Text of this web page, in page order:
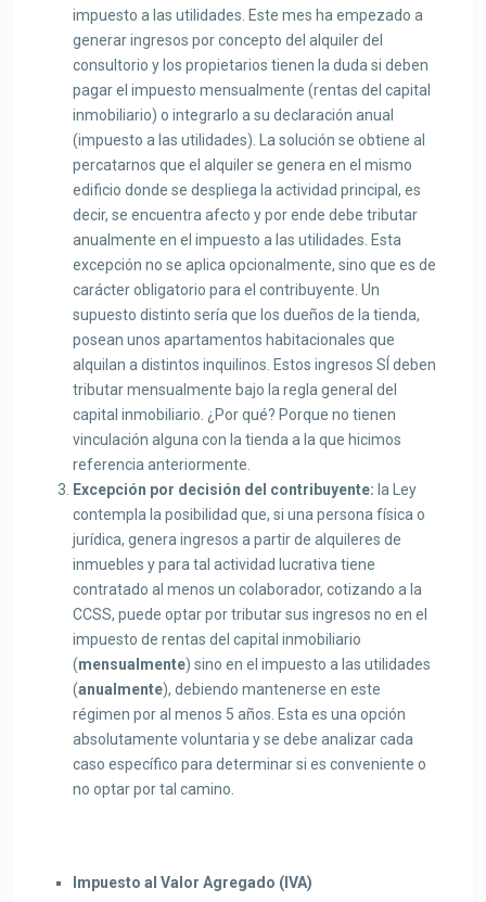
impuesto a las utilidades. Este mes ha empezado a
generar ingresos por concepto del alquiler del
consultorio y los propietarios tienen la duda si deben
pagar el impuesto mensualmente (rentas del capital
inmobiliario) o integrarlo a su declaración anual
(impuesto a las utilidades). La solución se obtiene al
percatarnos que el alquiler se genera en el mismo
edificio donde se despliega la actividad principal, es
decir, se encuentra afecto y por ende debe tributar
anualmente en el impuesto a las utilidades. Esta
excepción no se aplica opcionalmente, sino que es de
carácter obligatorio para el contribuyente. Un
supuesto distinto sería que los dueños de la tienda,
posean unos apartamentos habitacionales que
alquilan a distintos inquilinos. Estos ingresos SÍ deben
tributar mensualmente bajo la regla general del
capital inmobiliario. ¿Por qué? Porque no tienen
vinculación alguna con la tienda a la que hicimos
referencia anteriormente.
Excepción por decisión del contribuyente: la Ley
contempla la posibilidad que, si una persona física o
jurídica, genera ingresos a partir de alquileres de
inmuebles y para tal actividad lucrativa tiene
contratado al menos un colaborador, cotizando a la
CCSS, puede optar por tributar sus ingresos no en el
impuesto de rentas del capital inmobiliario
(mensualmente) sino en el impuesto a las utilidades
(anualmente), debiendo mantenerse en este
régimen por al menos 5 años. Esta es una opción
absolutamente voluntaria y se debe analizar cada
caso específico para determinar si es conveniente o
no optar por tal camino.
Impuesto al Valor Agregado (IVA)